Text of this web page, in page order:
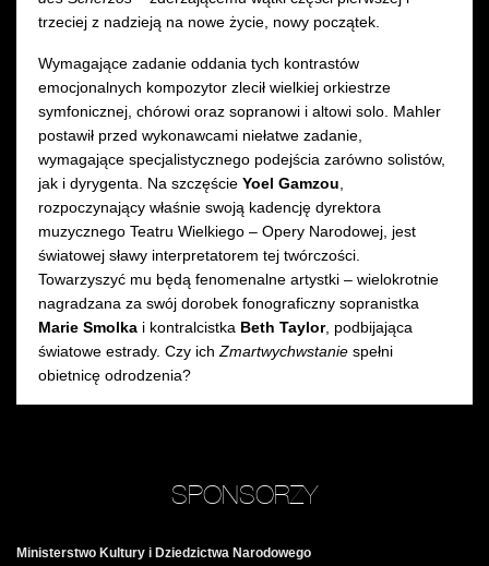
trzeciej z nadzieją na nowe życie, nowy początek.
Wymagające zadanie oddania tych kontrastów
emocjonalnych kompozytor zlecił wielkiej orkiestrze
symfonicznej, chórowi oraz sopranowi i altowi solo. Mahler
postawił przed wykonawcami niełatwe zadanie,
wymagające specjalistycznego podejścia zarówno solistów,
jak i dyrygenta. Na szczęście Yoel Gamzou
rozpoczynający właśnie swoją kadencję dyrektora
muzycznego Teatru Wielkiego – Opery Narodowej, jest
światowej sławy interpretatorem tej twórczości.
Towarzyszyć mu będą fenomenalne artystki – wielokrotnie
nagradzana za swój dorobek fonograficzny sopranistka
Marie Smolka i kontralcistka Beth Taylor, podbijająca
światowe estrady. Czy ich Zmartwychwstanie spełni
obietnicę odrodzenia?
SPONSORZY
Ministerstwo Kultury i Dziedzictwa Narodowego